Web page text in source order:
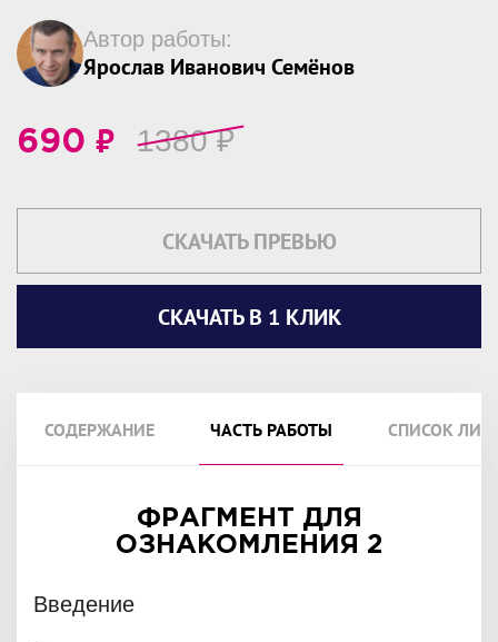
Автор работы:
Ярослав Иванович Семёнов
690 ₽ 1380₽
СКАЧАТЬ ПРЕВЬЮ
СКАЧАТЬ В 1 КЛИК
СОДЕРЖАНИЕ ЧАСТЬ РАБОТЫ СПИСОК
ФРАГМЕНТ ДЛЯ
ОЗНАКОМЛЕНИЯ 2
Введение